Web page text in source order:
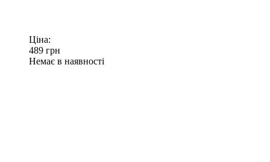
Ціна:
489 грн
Немає в наявності